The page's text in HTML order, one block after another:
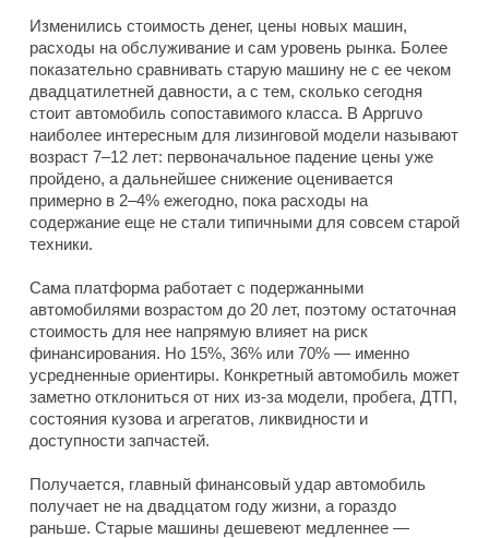
Изменились стоимость денег, цены новых машин,
расходы на обслуживание и сам уровень рынка. Более
показательно сравнивать старую машину не с ее чеком
двадцатилетней давности, а с тем, сколько сегодня
стоит автомобиль сопоставимого класса. В Appruvo
наиболее интересным для лизинговой модели называют
возраст 7–12 лет: первоначальное падение цены уже
пройдено, а дальнейшее снижение оценивается
примерно в 2–4% ежегодно, пока расходы на
содержание еще не стали типичными для совсем старой
техники.
Сама платформа работает с подержанными
автомобилями возрастом до 20 лет, поэтому остаточная
стоимость для нее напрямую влияет на риск
финансирования. Но 15%, 36% или 70% — именно
усредненные ориентиры. Конкретный автомобиль может
заметно отклониться от них из-за модели, пробега, ДТП,
состояния кузова и агрегатов, ликвидности и
доступности запчастей.
Получается, главный финансовый удар автомобиль
получает не на двадцатом году жизни, а гораздо
раньше. Старые машины дешевеют медленнее —